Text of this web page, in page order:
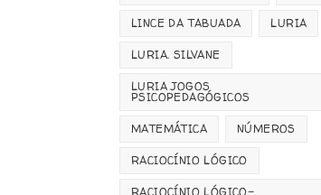
LINCE DA TABUADA LURIA
LURIA. SILVANE
LURIA JOGOS
PSICOPEDAGÓGICOS
MATEMÁTICA NÚMEROS
RACIOCÍNIO LÓGICO
RACIOCÍNIO LÓGICO-